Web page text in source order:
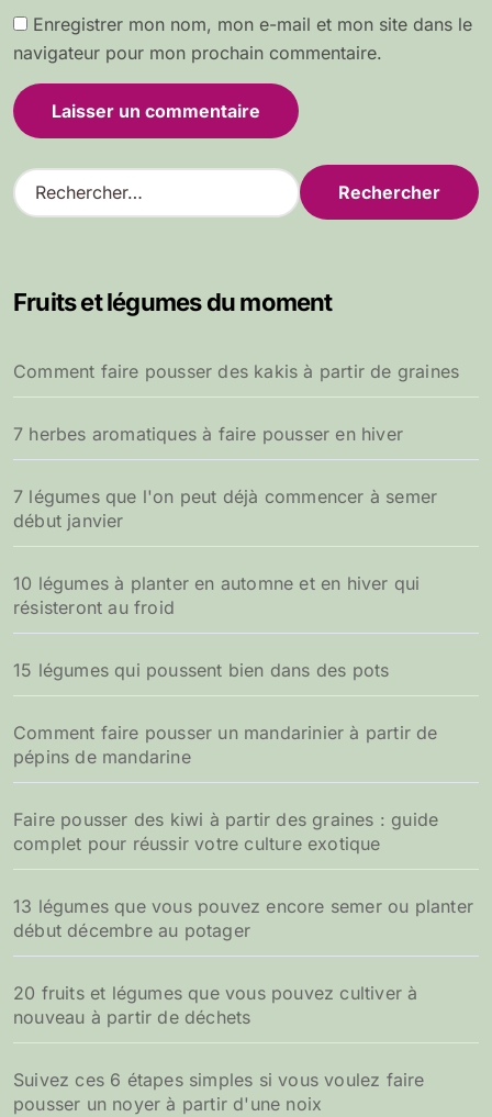
Enregistrer mon nom, mon e-mail et mon site dans le
navigateur pour mon prochain commentaire.
R
e
r
e
r
:
Fruits et légumes du moment
Comment faire pousser des kakis à partir de graines
7 herbes aromatiques à faire pousser en hiver
7 légumes que l'on peut déjà commencer à semer
début janvier
10 légumes à planter en automne et en hiver qui
résisteront au froid
15 légumes qui poussent bien dans des pots
Comment faire pousser un mandarinier à partir de
pépins de mandarine
Faire pousser des kiwi à partir des graines : guide
complet pour réussir votre culture exotique
13 légumes que vous pouvez encore semer ou planter
début décembre au potager
20 fruits et légumes que vous pouvez cultiver à
nouveau à partir de déchets
Suivez ces 6 étapes simples si vous voulez faire
pousser un noyer à partir d'une noix